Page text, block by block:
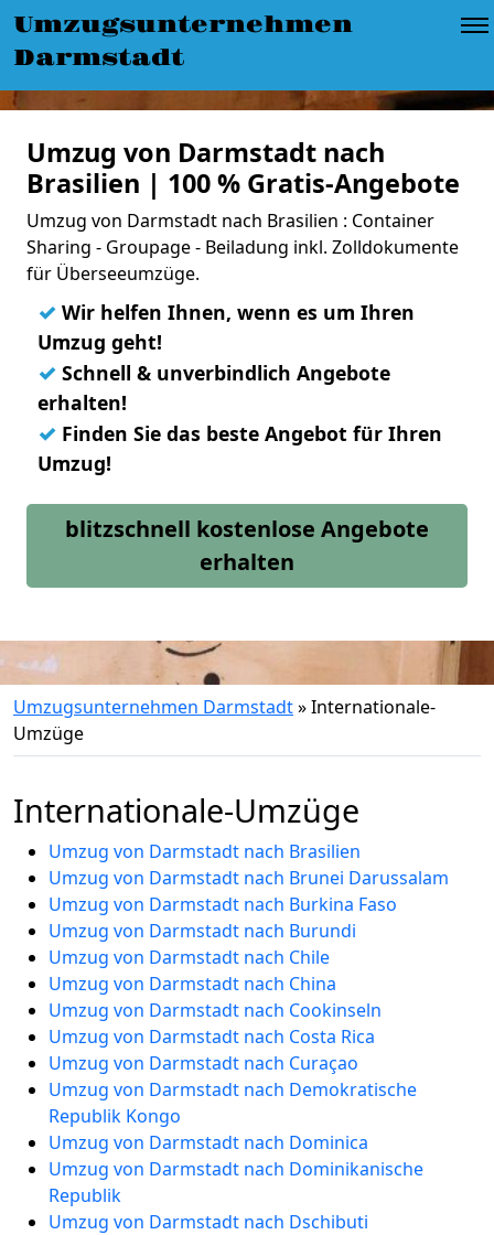
Umzugsunternehmen
Darmstadt
Umzug von Darmstadt nach
Brasilien | 100 % Gratis-Angebote
Umzug von Darmstadt nach Brasilien : Container
Sharing - Groupage - Beiladung inkl. Zolldokumente
für Überseeumzüge.
✓ Wir helfen Ihnen, wenn es um Ihren
Umzug geht!
✓ Schnell & unverbindlich Angebote
erhalten!
✓ Finden Sie das beste Angebot für Ihren
Umzug!
blitzschnell kostenlose Angebote
erhalten
Umzugsunternehmen Darmstadt»Internationale-
Umzüge
Internationale-Umzüge
Umzug von Darmstadt nach Brasilien
Umzug von Darmstadt nach Brunei Darussalam
Umzug von Darmstadt nach Burkina Faso
Umzug von Darmstadt nach Burundi
Umzug von Darmstadt nach Chile
Umzug von Darmstadt nach China
Umzug von Darmstadt nach Cookinseln
Umzug von Darmstadt nach Costa Rica
Umzug von Darmstadt nach Curaçao
Umzug von Darmstadt nach Demokratische
Republik Kongo
Umzug von Darmstadt nach Dominica
Umzug von Darmstadt nach Dominikanische
Republik
Umzug von Darmstadt nach Dschibuti